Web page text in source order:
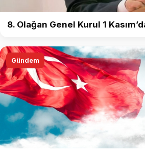
8. Olağan Genel Kurul 1
Gündem